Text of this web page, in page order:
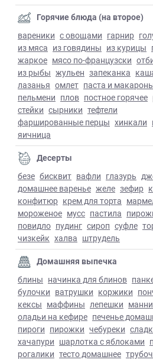
Горячие блюда (на второе)
вареники с овощами гарнир
из мяса из говядины из курицы
жаркое мясо по-французски
из рыбы жульен запеканка
лазанья омлет паста и
пельмени плов постное горячее
стейки сырники тефтели
фаршированные перцы хинкали
яичница
Десерты
безе бисквит вафли глазурь
домашнее варенье желе зефир
конфитюр крем для торта
мороженое мусс пастила
повидло пудинг сироп суфле
чизкейк халва штрудель
Домашняя выпечка
блины начинка для блинов
булочки ватрушки коржики
кексы маффины лепешки
оладьи на кефире печенье
пироги пирожки чебуреки
хачапури шарлотка с яблоками
рогалики тесто домашнее